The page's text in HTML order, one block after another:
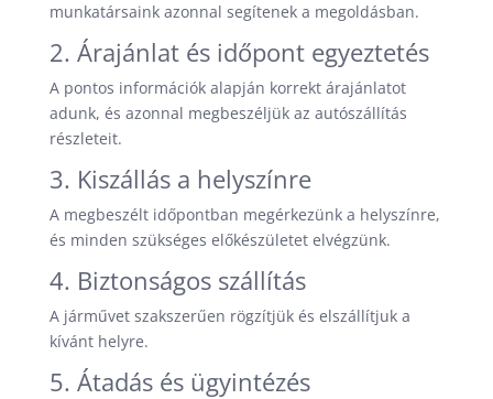
munkatársaink azonnal segítenek a megoldásban.
2. Árajánlat és időpont egyeztetés
A pontos információk alapján korrekt árajánlatot
adunk, és azonnal megbeszéljük az autószállítás
részleteit.
3. Kiszállás a helyszínre
A megbeszélt időpontban megérkezünk a helyszínre,
és minden szükséges előkészületet elvégzünk.
4. Biztonságos szállítás
A járművet szakszerűen rögzítjük és elszállítjuk a
kívánt helyre.
5. Átadás és ügyintézés